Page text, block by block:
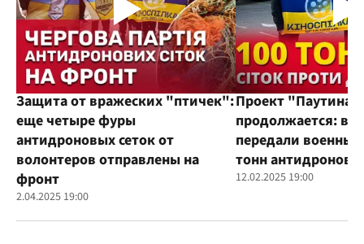
Защита от вражеских "птичек":
еще четыре фуры
антидроновых сеток от
волонтеров отправлены на
фронт
2.04.2025 19:00
Проект "Паутина"
продолжается:
передали
тонн
12.02.2025 19:00